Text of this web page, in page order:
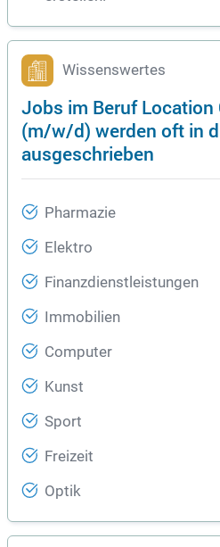
Wissenswertes
Jobs im Beruf Location
(m/w/d) werden oft in
ausgeschrieben
Pharmazie
Elektro
Finanzdienstleistungen
Immobilien
Computer
Kunst
Sport
Freizeit
Optik